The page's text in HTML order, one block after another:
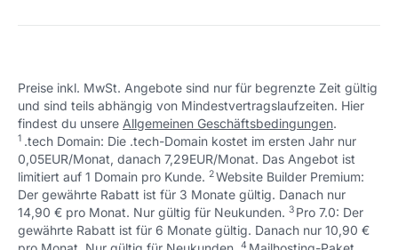
Schön, dass ich dir helfen konnte.
Tut mir leid, du erreichst uns unter:
+49 (0) 451 / 70 99 70oder
support@checkdomain.de
Schön, dass ich dir helfen konnte.
Tut mir leid, du erreichst uns unter:
+49 (0) 451 / 70 99 70oder
support@checkdomain.de
Schön, dass ich dir helfen konnte.
Tut mir leid, du erreichst uns unter:
+49 (0) 451 / 70 99 70oder
support@checkdomain.de
Preise inkl. MwSt. Angebote sind nur für begrenzte Zeit gültig
und sind teils abhängig von Mindestvertragslaufzeiten. Hier
findest du unsere Allgemeinen Geschäftsbedingungen.
1 .tech Domain: Die .tech-Domain kostet im ersten Jahr nur
0,05EUR/Monat, danach 7,29EUR/Monat. Das Angebot ist
limitiert auf 1 Domain pro Kunde. ↩ 1
2 Website Builder Premium:
Der gewährte Rabatt ist für 3 Monate gültig. Danach nur
14,90 € pro Monat. Nur gültig für Neukunden. ↩ 1
3 Pro 7.0: Der
gewährte Rabatt ist für 6 Monate gültig. Danach nur 10,90 €
↩ 1
4